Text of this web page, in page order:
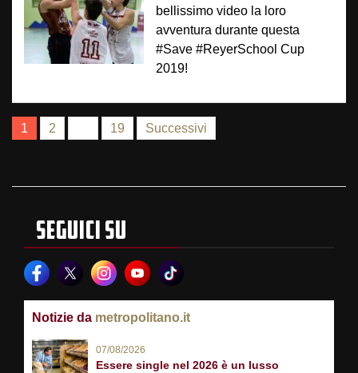
bellissimo video la loro
avventura durante questa
#Save #ReyerSchool Cup
2019!
NAVIGAZIONE
ARTICOLI
1 2 19 Successivi
SEGUICI SU
Notizie da metropolitano.it
07/08/2026
Essere single nel 2026 è un lusso